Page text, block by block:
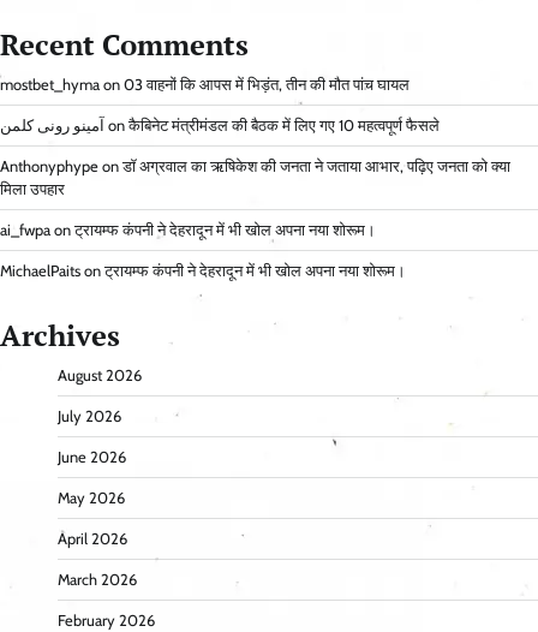
Recent Comments
mostbet_hyma on 03 वाहनों कि आपस में भिड़ंत, तीन की मौत पांच घायल
آمینو رونی کلمن onकैबिनेट मंत्रीमंडल की बैठक में लिए गए 10 महत्वपूर्ण फैसले
Anthonyphype onडॉ अग्रवाल का ऋषिकेश की जनता ने जताया आभार, पढ़िए जनता को क्या
मिला उपहार
ai_fwpa onट्रायम्फ कंपनी ने देहरादून में भी खोल अपना नया शोरूम।
MichaelPaits onट्रायम्फ कंपनी ने देहरादून में भी खोल अपना नया शोरूम।
Archives
August 2026
July 2026
June 2026
May 2026
April 2026
March 2026
February 2026